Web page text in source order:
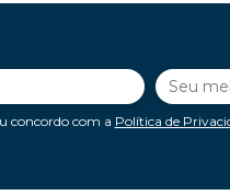
concordo com a Política de